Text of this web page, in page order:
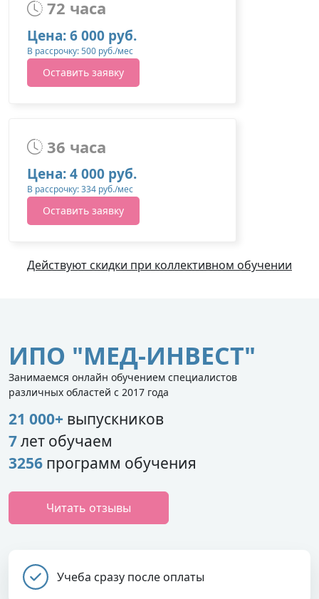
72 часа
Цена: 6 000 руб.
В рассрочку: 500 руб./мес
Оставить заявку
36 часа
Цена: 4 000 руб.
В рассрочку: 334 руб./мес
Оставить заявку
Действуют скидки при коллективном обучении
ИПО "МЕД-ИНВЕСТ"
Занимаемся онлайн обучением специалистов
различных областей с 2017 года
21 000+ выпускников
7лет обучаем
3256 программ обучения
Читать отзывы
Учеба сразу после оплаты